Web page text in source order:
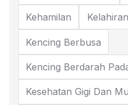
Kehamilan Kelahiran
Kencing Berbusa
Kencing Berdarah
Kesehatan Gigi Dan